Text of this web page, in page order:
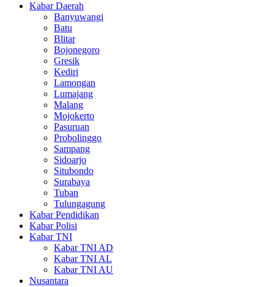
Kabar Daerah
Banyuwangi
Batu
Blitar
Bojonegoro
Gresik
Kediri
Lamongan
Lumajang
Malang
Mojokerto
Pasuruan
Probolinggo
Sampang
Sidoarjo
Situbondo
Surabaya
Tuban
Tulungagung
Kabar Pendidikan
Kabar Polisi
Kabar TNI
Kabar TNI AD
Kabar TNI AL
Kabar TNI AU
Nusantara